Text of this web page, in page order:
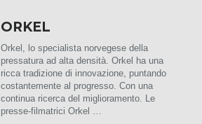
ORKEL
Orkel, lo specialista norvegese della
pressatura ad alta densità. Orkel ha una
ricca tradizione di innovazione, puntando
costantemente al progresso. Con una
continua ricerca del miglioramento. Le
presse-filmatrici Orkel …